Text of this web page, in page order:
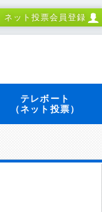
ネット投票会員登録
テレボート
（ネット投票）